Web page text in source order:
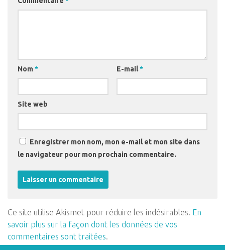
Nom * E-mail*
Site web
Enregistrer mon nom, mon e-mail et mon site dans
le navigateur pour mon prochain commentaire.
Ce site utilise Akismet pour réduire les indésirables. En
savoir plus sur la façon dont les données de vos
commentaires sont traitées.